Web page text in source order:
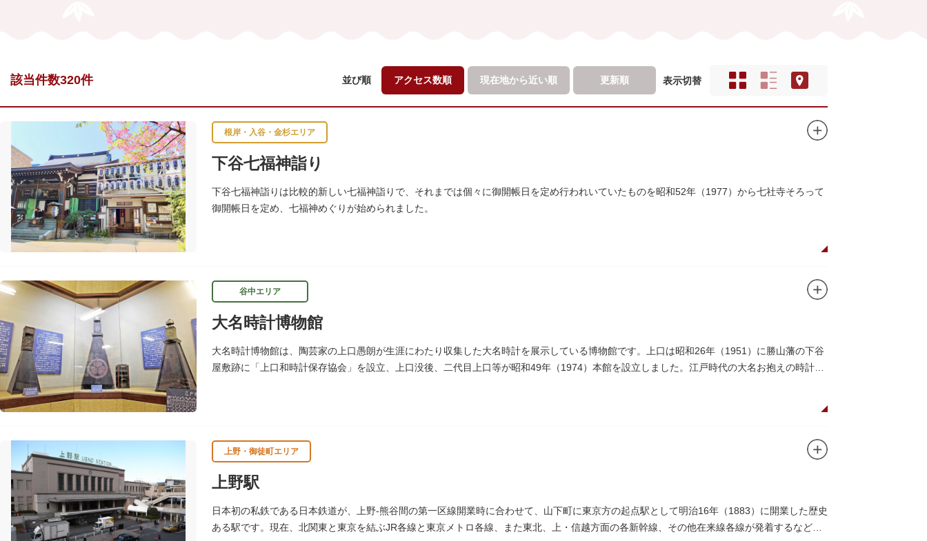
該当件数320件 並び順 アクセス数順 現在地から近い順 更新順 表示切替
根岸・入谷・金杉エリア
下谷七福神詣り
下谷七福神詣りは比較的新しい七福神詣りで、それまでは個々に御開帳日を定め行われいていたものを昭和52年（1977）から七社寺そろって
御開帳日を定め、七福神めぐりが始められました。
谷中エリア
大名時計博物館
大名時計博物館は、陶芸家の上口愚朗が生涯にわたり収集した大名時計を展示している博物館です。上口は昭和26年（1951）に勝山藩の下谷
屋敷跡に「上口和時計保存協会」を設立、上口没後、二代目上口等が昭和49年（1974）本館を設立しました。江戸時代の大名お抱えの時計師
上野・御徒町エリア
上野駅
日本初の私鉄である日本鉄道が、上野-熊谷間の第一区線開業時に合わせて、山下町に東京方の起点駅として明治16年（1883）に開業した歴史
ある駅です。現在、北関東と東京を結ぶJR各線と東京メトロ各線、また東北、上・信越方面の各新幹線、その他在来線各線が発着するなど、